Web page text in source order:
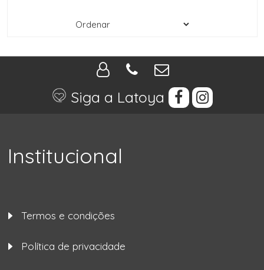
Siga a Latoya
Institucional
Termos e condições
Política de privacidade